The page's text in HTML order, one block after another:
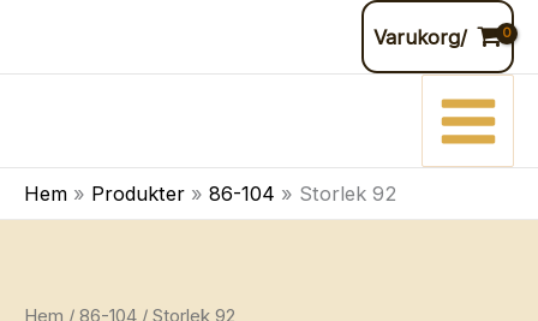
innehåll
Varukorg/
Hem Produkter 86-104 Storlek 92
Hem / 86-104 / Storlek 92